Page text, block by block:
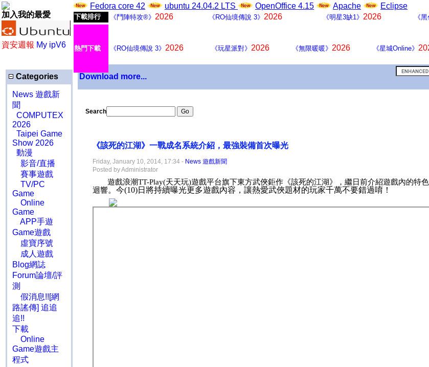
加入我的最愛
資安週報 My ipV6
Fedora core 42 ubuntu 24.04.2 LTS OpenOffice 4.15 Apache Eclipse
下載排行 《鬥陣特攻®》 2026 《RO仙境傳說 3》 2026 《明星3缺1》 2026 《
熱門下載 《RO仙境傳說 3》 2026 《玩星派對》 2026 《無限暖暖》 2026 《星城Online》
Categories
News 遊戲新
聞
COMPUTEX
2026
Taipei Game
Show 2026
動漫
影音/直播
賽事遊戲
TV/PC
Game
Online
Game
APP手遊
Game遊戲
虛寶序號
成人遊戲
Blog網誌
Forum論壇/評
測
假消息!![網
路謠傳] 追追
追!!
下載
Online
Game遊戲主
程式
Download more...
Search
《該死的江湖》一戰成名系統介紹，最強裝備首次曝光
Friday, January 10, 2014, 17:34 - News 遊戲新聞
Posted by Administrator
遊戲浪潮TT-Play(天天玩)遊戲平台旗下東方武俠鉅作 《該死的江湖》 ，繼日前介紹遊戲內的特
迴響。今(10)日將持續曝光更多遊戲內容，讓熱愛武俠題材的玩家千萬不要錯過唷！